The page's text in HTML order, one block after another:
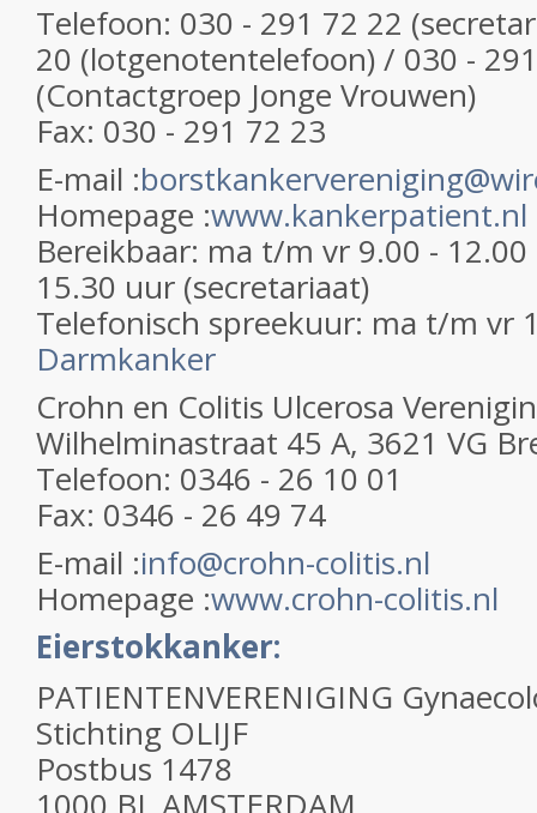
Telefoon: 030 - 291 72 22
20 (lotgenotentelefoon) / 030 -
(Contactgroep Jonge Vrouwen)
Fax: 030 - 291 72 23
E-mail :
Homepage :www.kankerpatient.nl
Bereikbaar: ma t/m vr 9.00 -
15.30 uur (secretariaat)
Telefonisch spreekuur: ma t/m vr
Darmkanker
Crohn en Colitis Ulcerosa
Wilhelminastraat 45 A, 3621 VG
Telefoon: 0346 - 26 10 01
Fax: 0346 - 26 49 74
E-mail :info@crohn-colitis.nl
Homepage :www.crohn-colitis.nl
Eierstokkanker:
PATIENTENVERENIGING
Stichting OLIJF
Postbus 1478